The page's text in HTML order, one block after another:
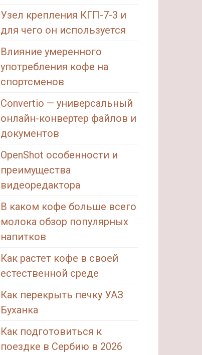
Узел крепления КГП-7-3 и
для чего он используется
Влияние умеренного
употребления кофе на
спортсменов
Convertio — универсальный
онлайн-конвертер файлов и
документов
OpenShot особенности и
преимущества
видеоредактора
В каком кофе больше всего
молока обзор популярных
напитков
Как растет кофе в своей
естественной среде
Как перекрыть печку УАЗ
Буханка
Как подготовиться к
поездке в Сербию в 2026